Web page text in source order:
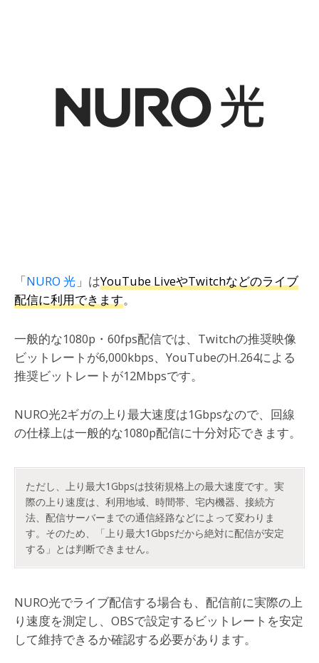
「NURO 光 」はYouTube LiveやTwitchなどのライブ
配信に利用できます。
一般的な1080p・60fps配信では、Twitchの推奨映像
ビットレートが6,000kbps、YouTubeのH.264による
推奨ビットレートが12Mbpsです。
NURO光2ギガの上り最大速度は1Gbpsなので、回線
の仕様上は一般的な1080p配信に十分対応できます。
ただし、上り最大1Gbpsは技術規格上の最大速度です。実
際の上り速度は、利用地域、時間帯、宅内機器、接続方
法、配信サーバーまでの通信経路などによって変わりま
す。そのため、「上り最大1Gbpsだから絶対に配信が安定
する」とは判断できません。
NURO光でライブ配信する場合も、配信前に実際の上
り速度を測定し、OBSで設定するビットレートを安定
して維持できるか確認する必要があります。